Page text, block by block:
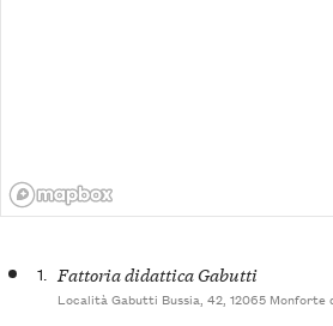
1. Fattoria didattica Gabutti
Località Gabutti Bussia, 42, 12065 Monforte